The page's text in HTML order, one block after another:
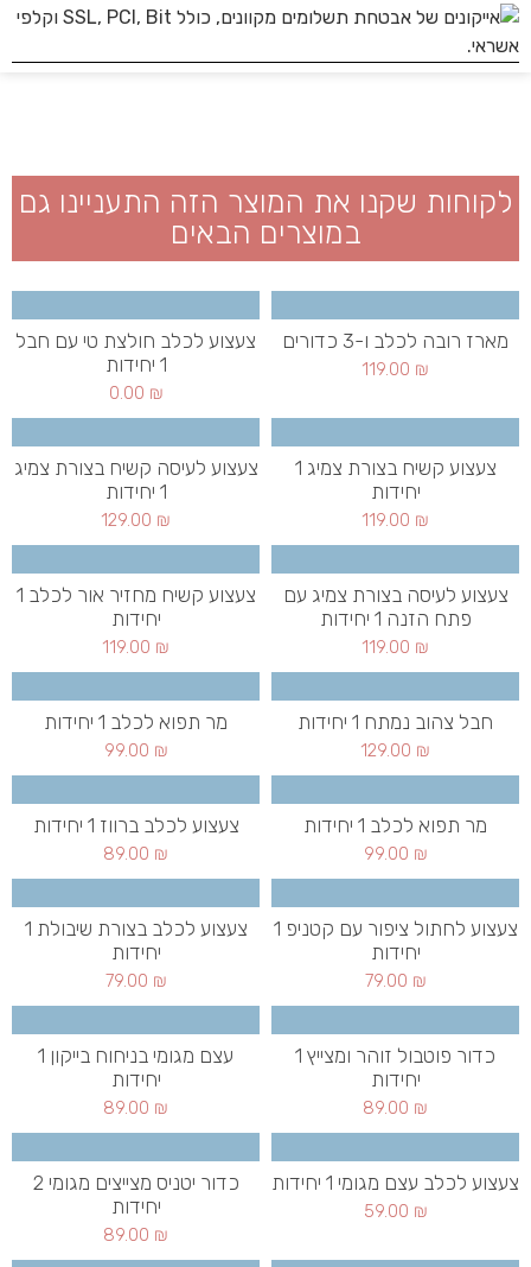
לקוחות שקנו את המוצר הזה התעניינו גם
במוצרים הבאים
מארז רובה לכלב ו-3 כדורים
119.00 ₪
צעצוע לכלב חולצת טי עם חבל
1 יחידות
0.00 ₪
צעצוע קשיח בצורת צמיג 1
יחידות
119.00 ₪
צעצוע לעיסה קשיח בצורת צמיג
1 יחידות
129.00 ₪
צעצוע לעיסה בצורת צמיג עם
פתח הזנה 1 יחידות
119.00 ₪
צעצוע קשיח מחזיר אור לכלב 1
יחידות
119.00 ₪
חבל צהוב נמתח 1 יחידות
129.00 ₪
מר תפוא לכלב 1 יחידות
99.00 ₪
מר תפוא לכלב 1 יחידות
99.00 ₪
צעצוע לכלב ברווז 1 יחידות
89.00 ₪
צעצוע לחתול ציפור עם קטניפ 1
יחידות
79.00 ₪
צעצוע לכלב בצורת שיבולת 1
יחידות
79.00 ₪
כדור פוטבול זוהר ומצייץ 1
יחידות
89.00 ₪
עצם מגומי בניחוח בייקון 1
יחידות
89.00 ₪
צעצוע לכלב עצם מגומי 1 יחידות
59.00 ₪
כדור יטניס מצייצים מגומי 2
יחידות
89.00 ₪